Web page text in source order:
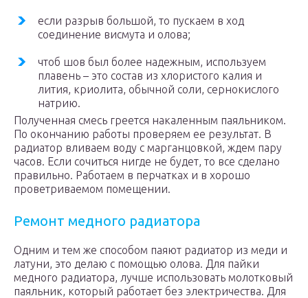
если разрыв большой, то пускаем в ход
соединение висмута и олова;
чтоб шов был более надежным, используем
плавень – это состав из хлористого калия и
лития, криолита, обычной соли, сернокислого
натрию.
Полученная смесь греется накаленным паяльником.
По окончанию работы проверяем ее результат. В
радиатор вливаем воду с марганцовкой, ждем пару
часов. Если сочиться нигде не будет, то все сделано
правильно. Работаем в перчатках и в хорошо
проветриваемом помещении.
Ремонт медного радиатора
Одним и тем же способом паяют радиатор из меди и
латуни, это делаю с помощью олова. Для пайки
медного радиатора, лучше использовать молотковый
паяльник, который работает без электричества. Для